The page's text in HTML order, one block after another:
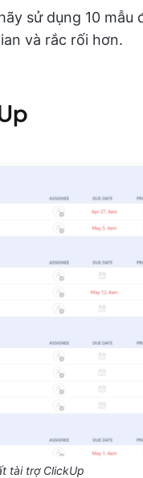
sử dụng 10 mẫu
và rắc rối hơn.
tài trợ ClickUp